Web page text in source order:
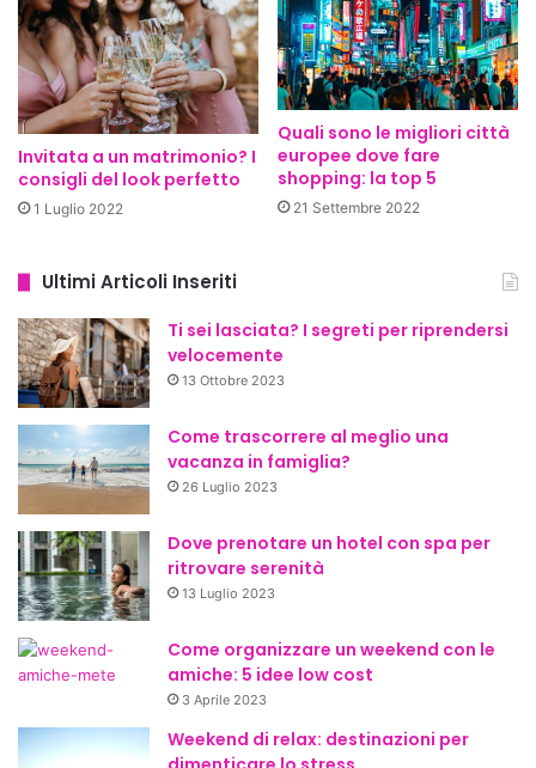
Invitata a un matrimonio? I
consigli del look perfetto
1 Luglio 2022
Quali sono le migliori città
europee dove fare
shopping: la top 5
21 Settembre 2022
Ultimi Articoli Inseriti
Ti sei lasciata? I segreti per riprendersi
velocemente
13 Ottobre 2023
Come trascorrere al meglio una
vacanza in famiglia?
26 Luglio 2023
Dove prenotare un hotel con spa per
ritrovare serenità
13 Luglio 2023
Come organizzare un weekend con le
amiche: 5 idee low cost
3 Aprile 2023
Weekend di relax: destinazioni per